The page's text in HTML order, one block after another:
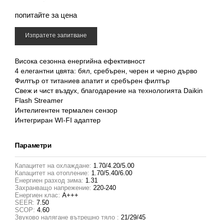
попитайте за цена
Изпратете запитване
Висока сезонна енергийна ефективност
4 елегантни цвята: бял, сребърен, черен и черно дърво
Филтър от титаниев апатит и сребърен филтър
Свеж и чист въздух, благодарение на технологията Daikin
Flash Streamer
Интелигентен термален сензор
Интегриран WI-FI адаптер
Параметри
Капацитет на охлаждане: 1.70/4.20/5.00
Капацитет на отопление: 1.70/5.40/6.00
Енергиен разход зима: 1.31
Захранващо напрежение: 220-240
Енергиен клас: A+++
SEER: 7.50
SCOP: 4.60
Звуково налягане вътрешно тяло : 21/29/45